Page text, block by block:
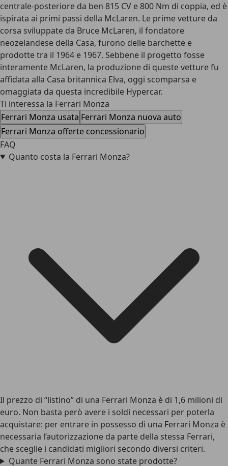
centrale-posteriore da ben 815 CV e 800 Nm di coppia, ed è
ispirata ai primi passi della McLaren. Le prime vetture da
corsa sviluppate da Bruce McLaren, il fondatore
neozelandese della Casa, furono delle barchette e
prodotte tra il 1964 e 1967. Sebbene il progetto fosse
interamente McLaren, la produzione di queste vetture fu
affidata alla Casa britannica Elva, oggi scomparsa e
omaggiata da questa incredibile Hypercar.
Ti interessa la Ferrari Monza
Ferrari Monza usata Ferrari Monza nuova auto
Ferrari Monza offerte concessionario
FAQ
Quanto costa la Ferrari Monza?
Il prezzo di “listino” di una Ferrari Monza è di 1,6 milioni di
euro. Non basta però avere i soldi necessari per poterla
acquistare: per entrare in possesso di una Ferrari Monza è
necessaria l’autorizzazione da parte della stessa Ferrari,
che sceglie i candidati migliori secondo diversi criteri.
Quante Ferrari Monza sono state prodotte?